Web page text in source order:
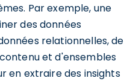
Par exemple, une
des données
relationnelles, de
et d'ensembles
en extraire des insights